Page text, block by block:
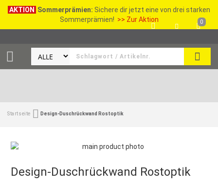
AKTION Sommerprämien: Sichere dir jetzt eine von drei starken
Sommerprämien! >> Zur Aktion 0
Startseite Design-Duschrückwand Rostoptik
Design-Duschrückwand Rostoptik